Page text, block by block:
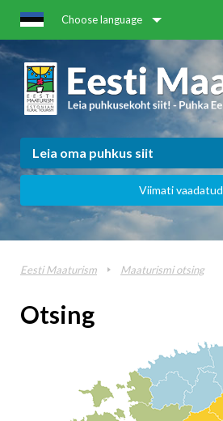
Choose language
Viimati vaadatud
Eesti Maaturism Maaturismi otsing
Otsing